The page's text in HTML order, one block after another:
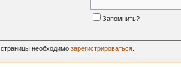
Запомнить?
необходимо зарегистрироваться.